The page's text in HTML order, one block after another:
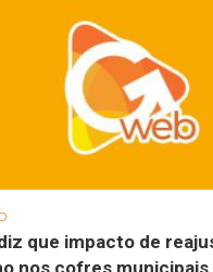
que impacto de
nos cofres municipais